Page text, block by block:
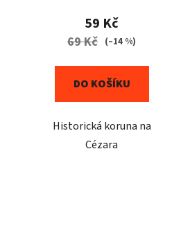
59 Kč
69 Kč (–14 %)
DO KOŠÍKU
Historická koruna na
Cézara